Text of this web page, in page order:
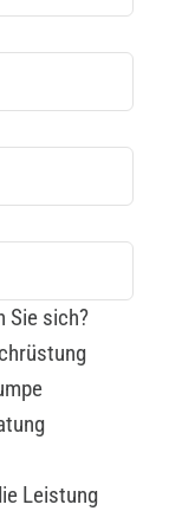
Sie sich?
Leistung